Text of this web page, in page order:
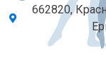
662820,